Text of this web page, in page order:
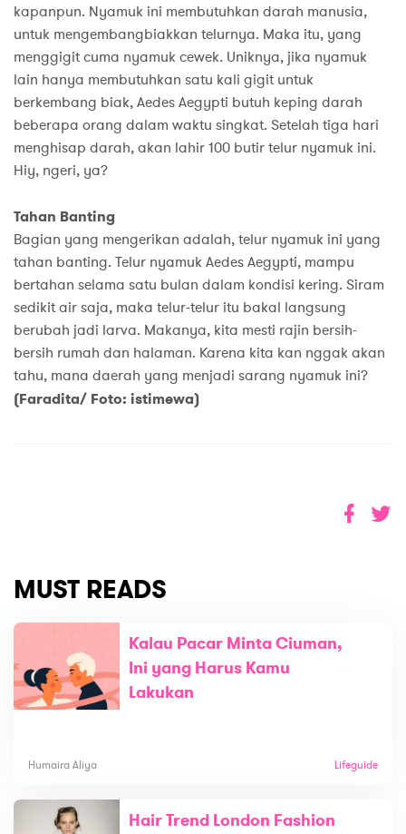
kapanpun. Nyamuk ini membutuhkan darah manusia,
untuk mengembangbiakkan telurnya. Maka itu, yang
menggigit cuma nyamuk cewek. Uniknya, jika nyamuk
lain hanya membutuhkan satu kali gigit untuk
berkembang biak, Aedes Aegypti butuh keping darah
beberapa orang dalam waktu singkat. Setelah tiga hari
menghisap darah, akan lahir 100 butir telur nyamuk ini.
Hiy, ngeri, ya?
Tahan Banting
Bagian yang mengerikan adalah, telur nyamuk ini yang
tahan banting. Telur nyamuk Aedes Aegypti, mampu
bertahan selama satu bulan dalam kondisi kering. Siram
sedikit air saja, maka telur-telur itu bakal langsung
berubah jadi larva. Makanya, kita mesti rajin bersih-
bersih rumah dan halaman. Karena kita kan nggak akan
tahu, mana daerah yang menjadi sarang nyamuk ini?
(Faradita/ Foto: istimewa)
MUST READS
Kalau Pacar Minta Ciuman,
Ini yang Harus Kamu
Lakukan
Humaira Aliya Lifeguide
Hair Trend London Fashion